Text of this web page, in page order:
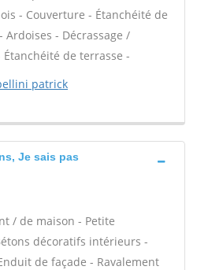
- Couverture - Étanchéité de
- Décrassage /
de terrasse -
patrick
Je sais pas
/ de maison - Petite
décoratifs intérieurs -
de façade - Ravalement